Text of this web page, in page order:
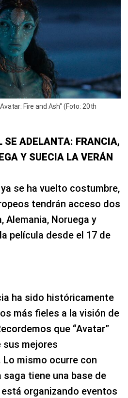
Fire and Ash" (Foto: 20th
SE ADELANTA: FRANCIA,
Y SUECIA LA VERÁN
se ha vuelto costumbre,
tendrán acceso dos
Alemania, Noruega y
película desde el 17 de
ha sido históricamente
más fieles a la visión de
que “Avatar”
sus mejores
mismo ocurre con
saga tiene una base de
organizando eventos